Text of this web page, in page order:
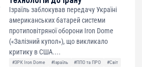
Ізраїль заблокував передачу Україні
американських батарей системи
протиповітряної оборони Iron Dome
(«Залізний купол»), що викликало
критику в США....
#ЗРК Iron Dome #Ізраїль #ППО та ПРО
#Світ